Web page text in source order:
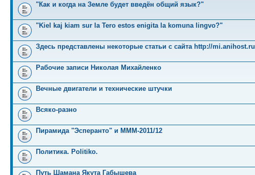
"Как и когда на Земле будет введён общий язык?"
"Kiel kaj kiam sur la Tero estos enigita la komuna lingvo?"
Здесь представлены некоторые статьи с сайта http://mi.anihost.ru
Рабочие записи Николая Михайленко
Вечные двигатели и технические штучки
Всяко-разно
Пирамида "Эсперанто" и MMM-2011/12
Политика. Politiko.
Путь Шамана Якута Габышева